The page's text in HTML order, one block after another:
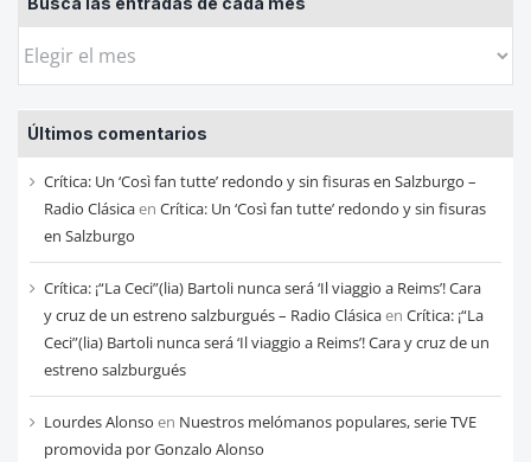
Busca
entradas
de
cada
mes
Últimos comentarios
Crítica: Un ‘Così fan tutte’ redondo y sin fisuras en Salzburgo –
Radio Clásicaen Crítica: Un ‘Così fan tutte’ redondo y sin fisuras
en Salzburgo
Crítica: ¡“La Ceci”(lia) Bartoli nunca será ‘Il viaggio a Reims’! Cara
y cruz de un estreno salzburgués – Radio Clásicaen Crítica: ¡“La
Ceci”(lia) Bartoli nunca será ‘Il viaggio a Reims’! Cara y cruz de un
estreno salzburgués
Lourdes Alonso en Nuestros melómanos populares, serie TVE
promovida por Gonzalo Alonso